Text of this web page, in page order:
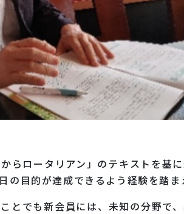
らロータリアン」のテキストを基
の目的が達成できるよう経験を踏
とでも新会員には、未知の分野で